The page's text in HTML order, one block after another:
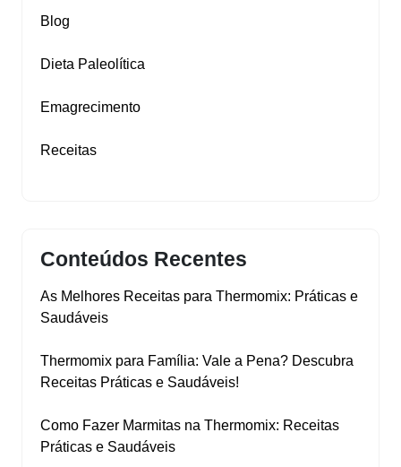
Blog
Dieta Paleolítica
Emagrecimento
Receitas
Conteúdos Recentes
As Melhores Receitas para Thermomix: Práticas e
Saudáveis
Thermomix para Família: Vale a Pena? Descubra
Receitas Práticas e Saudáveis!
Como Fazer Marmitas na Thermomix: Receitas
Práticas e Saudáveis